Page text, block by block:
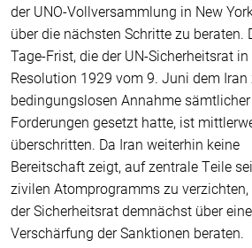
der UNO-Vollversammlung in New
über die nächsten Schritte zu beraten.
Tage-Frist, die der UN-Sicherheitsrat
Resolution 1929 vom 9. Juni dem Iran
bedingungslosen Annahme sämtlicher
Forderungen gesetzt hatte, ist
überschritten. Da Iran weiterhin keine
Bereitschaft zeigt, auf zentrale Teile
zivilen Atomprogramms zu
der Sicherheitsrat demnächst über eine
Verschärfung der Sanktionen beraten.